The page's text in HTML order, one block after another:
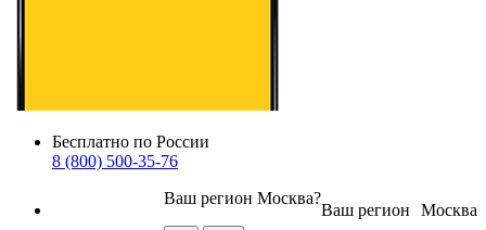
Бесплатно по России
8 (800) 500-35-76
Москва
Ваш регион
Ваш регион Москва?